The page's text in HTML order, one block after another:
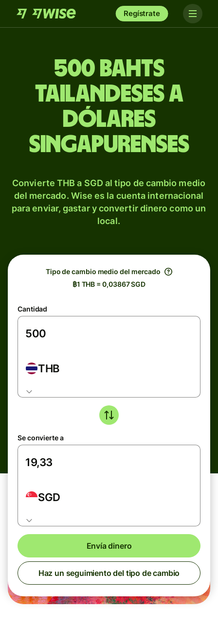
Regístrate
500 bahts
tailandeses a
dólares
singapurenses
Convierte THB a SGD al tipo de cambio medio
del mercado. Wise es la cuenta internacional
para enviar, gastar y convertir dinero como un
local.
Tipo de cambio medio del mercado
฿1 THB = 0,03867 SGD
Cantidad
THB
Se convierte a
SGD
Envía dinero
Haz un seguimiento del tipo de cambio